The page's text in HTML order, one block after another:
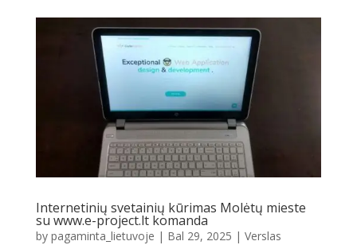
Internetinių svetainių kūrimas Molėtų mieste
su www.e-project.lt komanda
by pagaminta_lietuvoje | Bal 29, 2025 | Verslas